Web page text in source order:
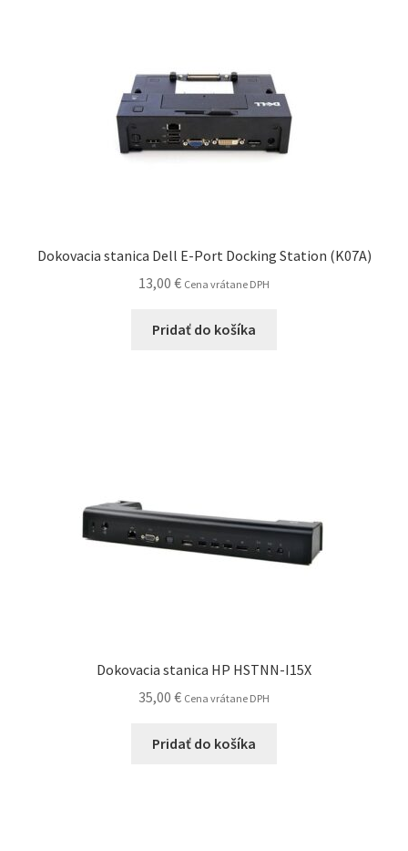
Dokovacia stanica Dell E-Port Docking Station (K07A)
13,00 € Cena vrátane DPH
Pridať do košíka
Dokovacia stanica HP HSTNN-I15X
35,00 € Cena vrátane DPH
Pridať do košíka